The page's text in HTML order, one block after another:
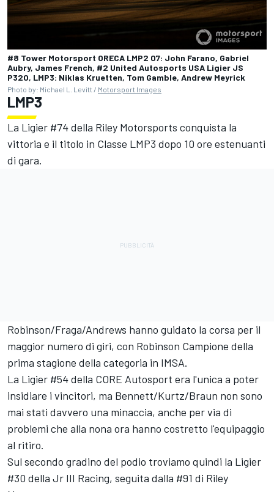
#8 Tower Motorsport ORECA LMP2 07: John Farano, Gabriel
Aubry, James French, #2 United Autosports USA Ligier JS
P320, LMP3: Niklas Kruetten, Tom Gamble, Andrew Meyrick
Photo by: Michael L. Levitt / Motorsport Images
LMP3
La Ligier #74 della Riley Motorsports conquista la
vittoria e il titolo in Classe LMP3 dopo 10 ore estenuanti
di gara.
Robinson/Fraga/Andrews hanno guidato la corsa per il
maggior numero di giri, con Robinson Campione della
prima stagione della categoria in IMSA.
La Ligier #54 della CORE Autosport era l'unica a poter
insidiare i vincitori, ma Bennett/Kurtz/Braun non sono
mai stati davvero una minaccia, anche per via di
problemi che alla nona ora hanno costretto l'equipaggio
al ritiro.
Sul secondo gradino del podio troviamo quindi la Ligier
#30 della Jr III Racing, seguita dalla #91 di Riley